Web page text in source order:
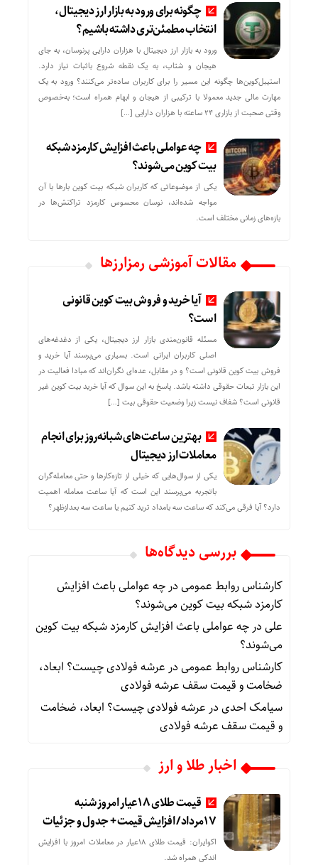
چگونه برای ورود به بازار ارز دیجیتال،
انتخاب مطمئن‌تری داشته باشیم؟
ورود به بازار ارز دیجیتال با هزاران دارایی پرنوسان، به جای
هیجان و شتاب، به یک نقطه شروع باثبات نیاز دارد.
استیبل‌کوین‌ها چگونه این مسیر را برای کاربران ساده‌تر می‌کنند؟ ورود به یک
مهارت مالی جدید معمولا با ترکیبی از هیجان و ابهام همراه است؛ به‌خصوص
وقتی صحبت از بازاری ۲۴ ساعته با هزاران دارایی […]
چه عواملی باعث افزایش کارمزد شبکه
بیت کوین می‌شوند؟
یکی از موضوعاتی که کاربران شبکه بیت کوین بارها با آن
مواجه شده‌اند، نوسان محسوس کارمزد تراکنش‌ها در
بازه‌های زمانی مختلف است.
مقالات آموزشی رمزارزها
آیا خرید و فروش بیت کوین قانونی
است؟
مسئله قانون‌مندی بازار ارز دیجیتال، یکی از دغدغه‌های
اصلی کاربران ایرانی است. بسیاری می‌پرسند آیا خرید و
فروش بیت کوین قانونی است؟ و در مقابل، عده‌ای نگران‌اند که مبادا فعالیت در
این بازار تبعات حقوقی داشته باشد. پاسخ به این سوال که آیا خرید بیت کوین غیر
قانونی است؟ شفاف نیست زیرا وضعیت حقوقی بیت‌ […]
بهترین ساعت‌های شبانه‌روز برای انجام
معاملات ارز دیجیتال
یکی از سوال‌هایی که خیلی از تازه‌کارها و حتی معامله‌گران
باتجربه می‌پرسند این است که آیا ساعت معامله اهمیت
دارد؟ آیا فرقی می‌کند که ساعت سه بامداد ترید کنیم یا ساعت سه بعدازظهر؟
بررسی دیدگاه‌ها
کارشناس روابط عمومیدرچه عواملی باعث افزایش
کارمزد شبکه بیت کوین می‌شوند؟
علیدرچه عواملی باعث افزایش کارمزد شبکه بیت کوین
می‌شوند؟
کارشناس روابط عمومیدر عرشه فولادی چیست؟ ابعاد،
ضخامت و قیمت سقف عرشه فولادی
سیامک احدیدر عرشه فولادی چیست؟ ابعاد، ضخامت
و قیمت سقف عرشه فولادی
اخبار طلا و ارز
قیمت طلای 18عیار امروز شنبه
17مرداد/ افزایش قیمت + جدول و جزئیات
اکوایران: قیمت طلای 18عیار در معاملات امروز با افزایش
اندکی همراه شد.